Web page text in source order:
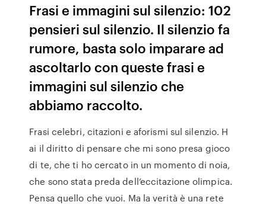
Frasi e immagini sul silenzio: 102
pensieri sul silenzio. Il silenzio fa
rumore, basta solo imparare ad
ascoltarlo con queste frasi e
immagini sul silenzio che
abbiamo raccolto.
Frasi celebri, citazioni e aforismi sul silenzio. H
ai il diritto di pensare che mi sono presa gioco
di te, che ti ho cercato in un momento di noia,
che sono stata preda dell’eccitazione olimpica.
Pensa quello che vuoi. Ma la verità è una rete